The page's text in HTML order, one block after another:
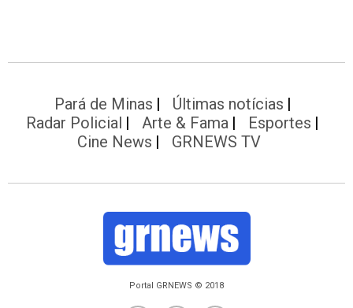
Pará de Minas
Últimas notícias
Radar Policial
Arte & Fama
Esportes
Cine News
GRNEWS TV
Portal GRNEWS © 2018